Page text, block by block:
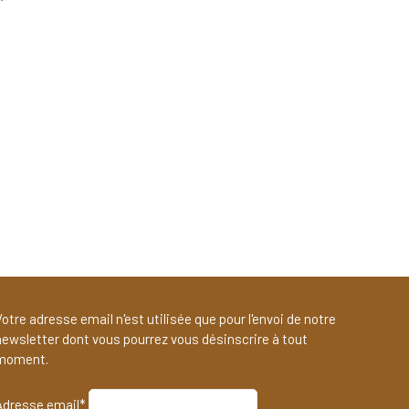
adresse email n'est utilisée que pour l'envoi de notre
dont vous pourrez vous désinscrire à tout
email*